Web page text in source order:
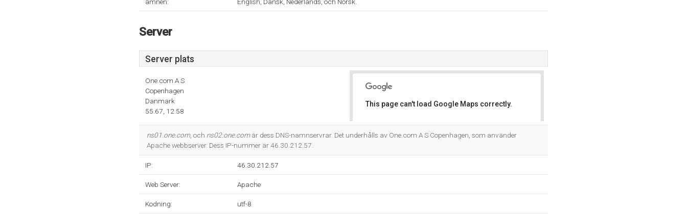
Server
Server plats
One.com A S
Copenhagen
Danmark
55.67, 12.58
This page can't load Google Maps correctly.
ns01.one.com, och ns02.one.comär dess DNS-namnservrar. Det underhålls av One.com A S Copenhagen, som använder
Apache webbserver. Dess IP-nummer är 46.30.212.57.
IP: 46.30.212.57
Web Server: Apache
Kodning: utf-8